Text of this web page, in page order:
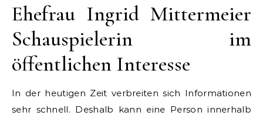
Ehefrau Ingrid Mittermeier
Schauspielerin im
öffentlichen Interesse
In der heutigen Zeit verbreiten sich Informationen
sehr schnell. Deshalb kann eine Person innerhalb